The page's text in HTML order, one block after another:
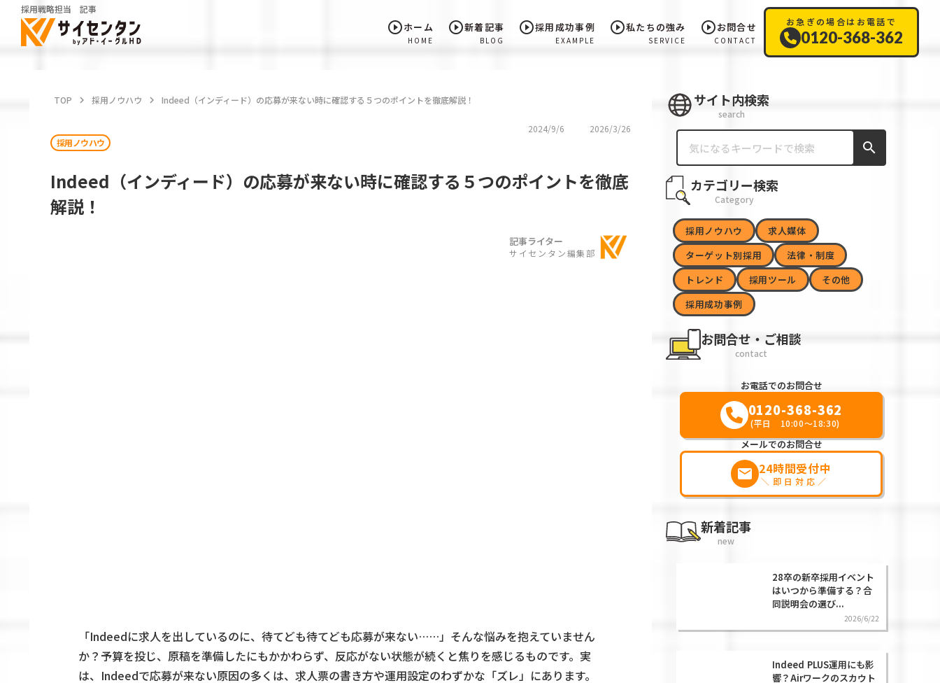
play_circle_outlineホーム
HOME
play_circle_outline新着記事
BLOG
play_circle_outline採用成功事例
EXAMPLE
play_circle_outline私たちの強み
SERVICE
play_circle_outlineお問合せ
CONTACT
お急ぎの場合はお電話で
0120-368-362
TOP keyboard_arrow_right 採用ノウハウ keyboard_arrow_right Indeed（インディード）の応募が来ない時に確認する５つのポイントを徹底解説！
2024/9/6
2026/3/26
採用ノウハウ
Indeed（インディード）の応募が来ない時に確認する５つのポイントを徹底
解説！
記事ライター
サイセンタン編集部
「Indeedに求人を出しているのに、待てども待てども応募が来ない……」そんな悩みを抱えていません
か？予算を投じ、原稿を準備したにもかかわらず、反応がない状態が続くと焦りを感じるものです。実
は、Indeedで応募が来ない原因の多くは、求人票の書き方や運用設定のわずかな「ズレ」にあります。
サイト内検索
search
search
カテゴリー検索
Category
採用ノウハウ
求人媒体
ターゲット別採用
法律・制度
トレンド
採用ツール
その他
採用成功事例
お問合せ・ご相談
contact
お電話でのお問合せ
0120-368-362
(平日 10:00～18:30)
メールでのお問合せ
markunread 24時間受付中
＼即日対応／
新着記事
new
28卒の新卒採用イベント
はいつから準備する？合
同説明会の選び...
2026/6/22
Indeed PLUS運用にも影
響？Airワークのスカウト
採用戦略担当 記事